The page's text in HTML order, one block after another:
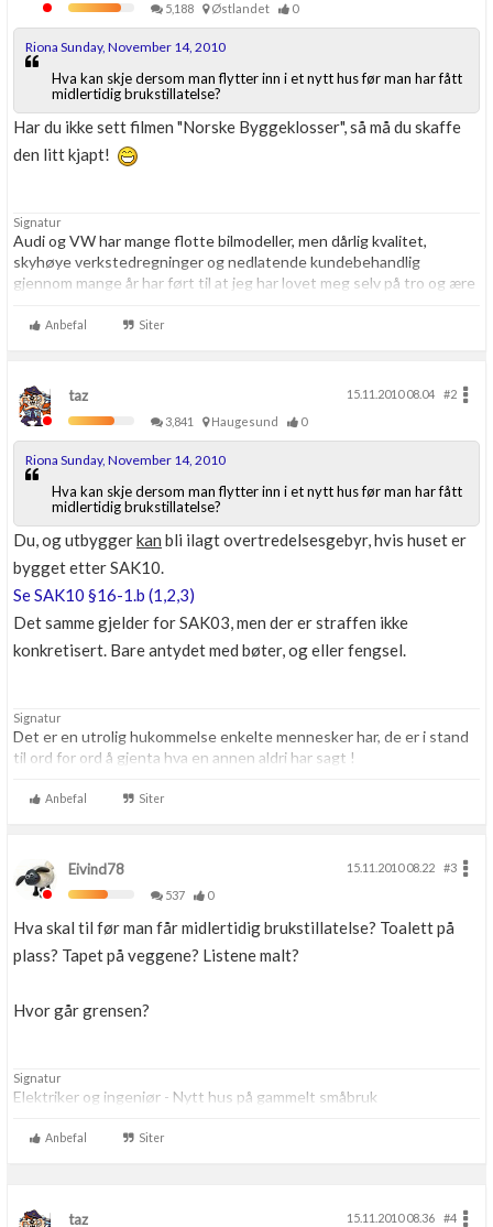
5,188
Østlandet 0
Riona Sunday, November 14, 2010
Hva kan skje dersom man flytter inn i et nytt hus før man har fått
midlertidig brukstillatelse?
Har du ikke sett filmen "Norske Byggeklosser", så må du skaffe
den litt kjapt!
Signatur
Audi og VW har mange flotte bilmodeller, men dårlig kvalitet,
skyhøye verkstedregninger og nedlatende kundebehandlig
gjennom mange år har ført til at jeg har lovet meg selv på tro og ære
Aldri.Anbefal Siter
taz 15.11.2010 08.04
#2
3,841
Haugesund 0
Riona Sunday, November 14, 2010
Hva kan skje dersom man flytter inn i et nytt hus før man har fått
midlertidig brukstillatelse?
Du, og utbyggerkan bli ilagt overtredelsesgebyr, hvis huset er
bygget etter SAK10.
Se SAK10 §16-1.b (1,2,3)
Det samme gjelder for SAK03, men der er straffen ikke
konkretisert. Bare antydet med bøter, og eller fengsel.
Signatur
Det er en utrolig hukommelse enkelte mennesker har, de er i stand
til ord for ord å gjenta hva en annen aldri har sagt !
Anbefal Siter
Eivind78 15.11.2010 08.22
#3
537
0
Hva skal til før man får midlertidig brukstillatelse? Toalett på
plass? Tapet på veggene? Listene malt?
Hvor går grensen?
Signatur
Elektriker og ingeniør - Nytt hus på gammelt småbruk
Anbefal Siter
taz 15.11.2010 08.36 #4